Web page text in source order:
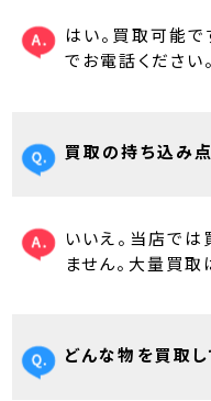
はい。買取可能
でお電話ください。
買取の持ち込み
いいえ。当店で
ません。大量買取
どんな物を買取し